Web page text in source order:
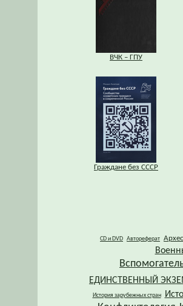
ВЧК – ГПУ
Граждане без СССР
CD и DVD Автореферат
ЕДИНСТВЕННЫЙ
История зарубежных стран